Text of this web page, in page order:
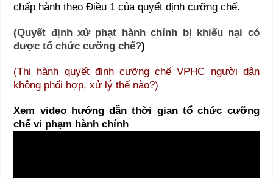
chấp hành theo Điều 1 của quyết định cưỡng chế.
(Quyết định xử phạt hành chính bị khiếu nại có
được tổ chức cưỡng chế?)
(Thi hành quyết định cưỡng chế VPHC người dân
không phối hợp, xử lý thế nào?)
Xem video hướng dẫn thời gian tổ chức cưỡng
chế vi phạm hành chính